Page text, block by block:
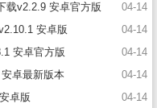
04-14
载v2.2.9 安卓官方版
04-14
安卓版
04-14
安卓官方版
04-14
卓最新版本
04-14
卓版